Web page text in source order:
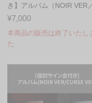
き】アルバム（NOIR VER
CURSE VER...
¥7,000
本商品の販売は終了いたし
た